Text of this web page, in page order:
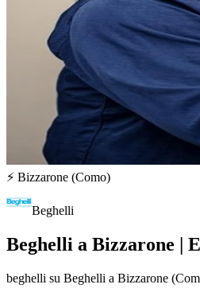
⚡ Bizzarone (Como)
Beghelli
Beghelli a Bizzarone |
beghelli su Beghelli a Bizzarone